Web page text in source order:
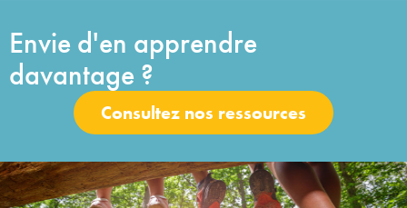
Envie d'en apprendre
davantage ?
Consultez nos ressources